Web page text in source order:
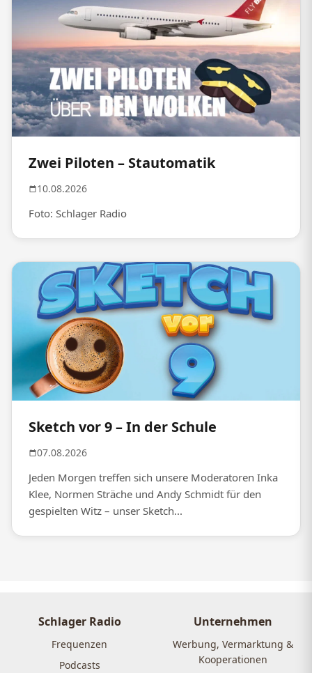
Zwei Piloten – Stautomatik
10.08.2026
Foto: Schlager Radio
Sketch vor 9 – In der Schule
07.08.2026
Jeden Morgen treffen sich unsere Moderatoren Inka
Klee, Normen Sträche und Andy Schmidt für den
gespielten Witz – unser Sketch...
Schlager Radio
Frequenzen
Podcasts
Unternehmen
Werbung, Vermarktung &
Kooperationen